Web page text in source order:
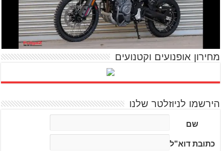
מחירון אופנועים וקטנועים
הירשמו לניוזלטר שלנו
שם
כתובת דוא"ל